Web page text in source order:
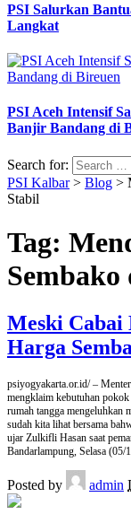
PSI Salurkan
Langkat
PSI Aceh Intensif
Banjir Bandang di
Search for:
PSI Kalbar> Blog >
Stabil
Tag:
Meski Cabai
Harga
psiyogyakarta.or.id/ –
mengklaim kebutuhan
rumah tangga mengeluhkan
sudah kita lihat bersama
ujar Zulkifli Hasan saat
Bandarlampung, Selasa
Posted by admin